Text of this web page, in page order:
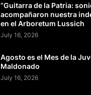
“Guitarra de la Patria:
acompañaron nuestra
en el Arboretum Lussich
July 16, 2026
Agosto es el Mes de la
Maldonado
July 16, 2026